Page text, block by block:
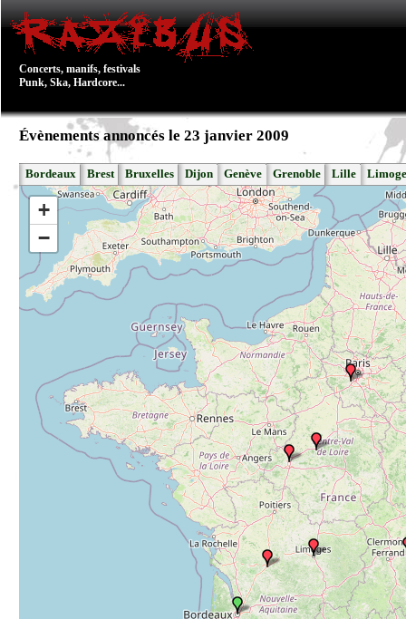
Concerts, manifs, festivals
Punk, Ska, Hardcore...
Évènements annoncés le 23 janvier 2009
Bordeaux Brest Bruxelles Dijon Genève Grenoble Lille
+
−